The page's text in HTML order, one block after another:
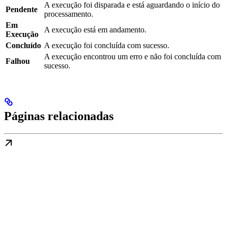
Pendente
A execução foi disparada e está aguardando o início do
processamento.
Em
Execução
A execução está em andamento.
Concluído A execução foi concluída com sucesso.
Falhou
A execução encontrou um erro e não foi concluída com
sucesso.
Páginas relacionadas